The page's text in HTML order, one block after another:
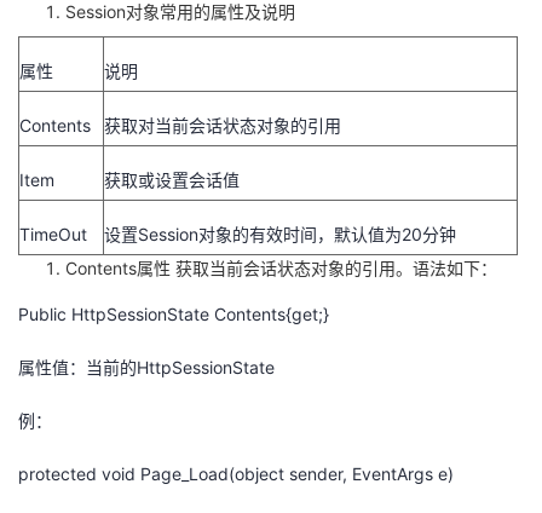
Session对象常用的属性及说明
属性 说明
Contents 获取对当前会话状态对象的引用
Item 获取或设置会话值
TimeOut
设置Session对象的有效时间，默认值为20分钟
Contents属性 获取当前会话状态对象的引用。语法如下：
Public HttpSessionState Contents{get;}
属性值：当前的HttpSessionState
例：
protected void Page_Load(object sender, EventArgs e)